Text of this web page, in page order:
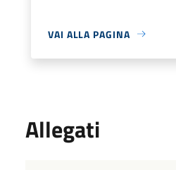
VAI ALLA PAGINA
Allegati